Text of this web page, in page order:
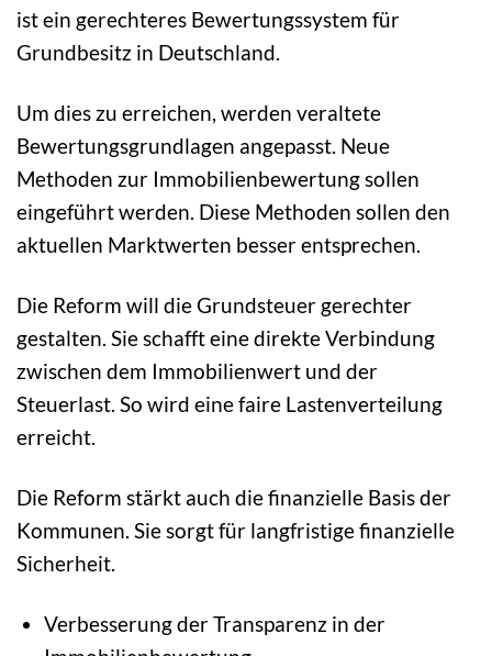
ist ein gerechteres Bewertungssystem für
Grundbesitz in Deutschland.
Um dies zu erreichen, werden veraltete
Bewertungsgrundlagen angepasst. Neue
Methoden zur Immobilienbewertung sollen
eingeführt werden. Diese Methoden sollen den
aktuellen Marktwerten besser entsprechen.
Die Reform will die Grundsteuer gerechter
gestalten. Sie schafft eine direkte Verbindung
zwischen dem Immobilienwert und der
Steuerlast. So wird eine faire Lastenverteilung
erreicht.
Die Reform stärkt auch die finanzielle Basis der
Kommunen. Sie sorgt für langfristige finanzielle
Sicherheit.
Verbesserung der Transparenz in der